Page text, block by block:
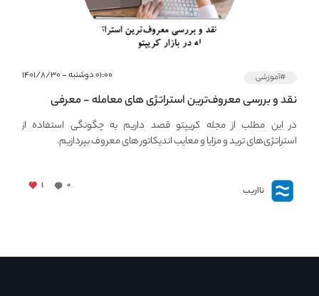
#آموزشی ۰۱:۰۰ دوشنبه - ۱۴۰۱/۸/۳۰
نقد و بررسی معروف‌ترین استراتژی های معامله - معرفی
استراتژی های مهم ترید در بازار کریپتو
در این مطلب از مجله کریپتو قصد داریم به چگونگی استفاده از
استراتژی‌های ترید و مزایا و معایب اندیکاتور های معروف بپردازیم.
نااریب ۰ ۱